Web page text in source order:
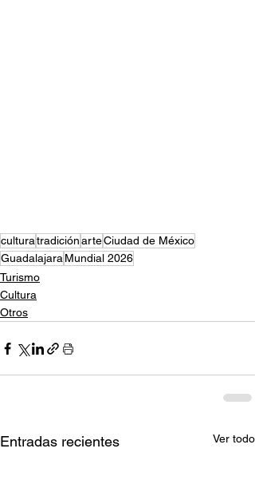
culturatradiciónarteCiudad de México
Guadalajara Mundial 2026
Turismo
Cultura
Otros
Entradas recientes Ver todo